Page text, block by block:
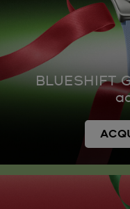
BLUESHIFT